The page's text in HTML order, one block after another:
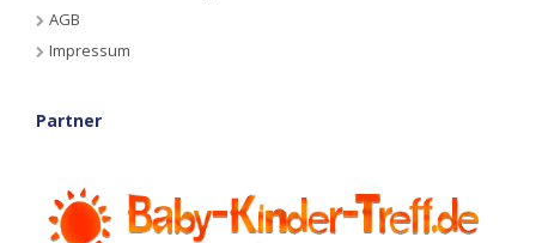
AGB
Impressum
Partner